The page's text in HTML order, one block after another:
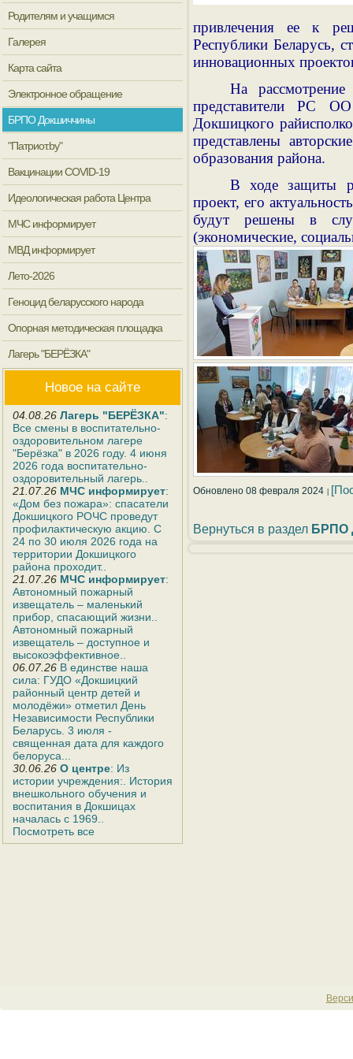
Родителям и учащимся
Галерея
Карта сайта
Электронное обращение
БРПО Докшиччины
"Патриот.by"
Вакцинации COVID-19
Идеологическая работа Центра
МЧС информирует
МВД информирует
Лето-2026
Геноцид беларусского народа
Опорная методическая площадка
Лагерь "БЕРЁЗКА"
Новое на сайте
04.08.26 Лагерь "БЕРЁЗКА":
Все смены в воспитательно-
оздоровительном лагере
"Берёзка" в 2026 году. 4 июня
2026 года воспитательно-
оздоровительный лагерь..
21.07.26 МЧС информирует:
«Дом без пожара»: спасатели
Докшицкого РОЧС проведут
профилактическую акцию. С
24 по 30 июля 2026 года на
территории Докшицкого
района проходит..
21.07.26 МЧС информирует:
Автономный пожарный
извещатель – маленький
прибор, спасающий жизни..
Автономный пожарный
извещатель – доступное и
высокоэффективное..
06.07.26 В единстве наша
сила: ГУДО «Докшицкий
районный центр детей и
молодёжи» отметил День
Независимости Республики
Беларусь. 3 июля -
священная дата для каждого
белоруса...
30.06.26 О центре: Из
истории учреждения:. История
внешкольного обучения и
воспитания в Докшицах
началась с 1969..
Посмотреть все
привлечения ее к
Республики Беларусь,
инновационных
На
представители РС
Докшицкого
представлены
образования района.
В ходе защиты
проект, его
будут решены в
(экономические,
Обновлено 08 февраля 2024
Вернуться в раздел БРПО